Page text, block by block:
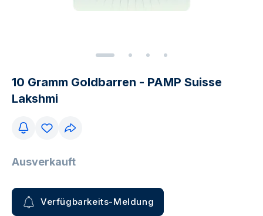
10 Gramm Goldbarren - PAMP Suisse
Lakshmi
Ausverkauft
Verfügbarkeits-Meldung